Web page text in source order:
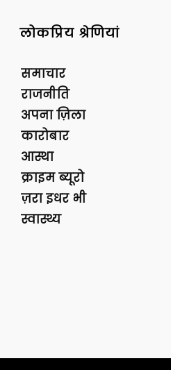
लोकप्रिय श्रेणियां
समाचार
राजनीति
अपना ज़िला
कारोबार
आस्था
क्राइम ब्यूरो
ज़रा इधर भी
स्वास्थ्य